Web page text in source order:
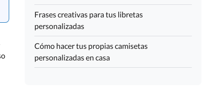
Frases creativas para tus libretas
personalizadas
Cómo hacer tus propias camisetas
personalizadas en casa